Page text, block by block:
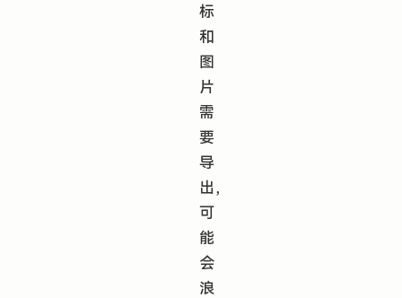
标
和
图
片
需
要
导
出，
可
能
会
浪